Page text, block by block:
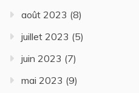
août 2023 (8)
juillet 2023 (5)
juin 2023 (7)
mai 2023 (9)